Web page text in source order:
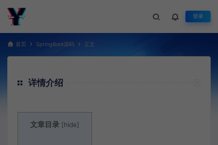
登录
首页 SpringBoot源码 正文
详情介绍
文章目录 [hide]